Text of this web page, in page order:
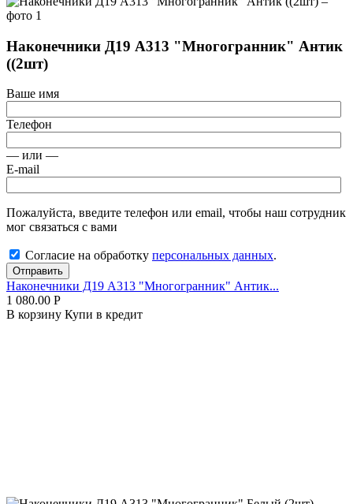
Наконечники Д19 А313 "Многогранник" Антик
((2шт)
Ваше имя
Телефон
— или —
E-mail
Пожалуйста, введите телефон или email, чтобы наш сотрудник
мог связаться с вами
Согласие на обработку персональных данных.
Отправить
Наконечники Д19 А313 "Многогранник" Антик...
1 080.00 Р
В корзину Купи в кредит